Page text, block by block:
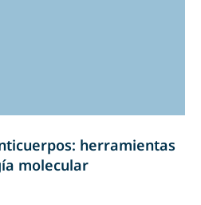
herramientas
molecular